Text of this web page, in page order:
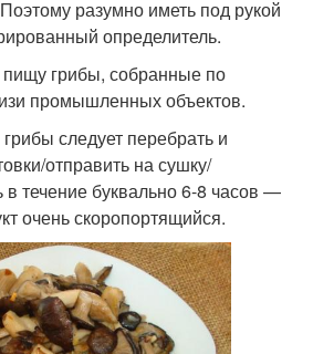
разумно иметь под рукой
определитель.
грибы, собранные по
промышленных объектов.
следует перебрать и
отправить на сушку/
в течение буквально 6-8 часов —
очень скоропортящийся.